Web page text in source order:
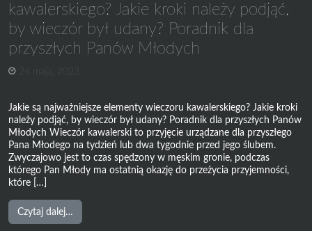
kawalerskiego? Jakie kroki należy podjąć,
by wieczór był udany? Poradnik dla
przyszłych Panów Młodych
24 maja, 2023
Jakie są najważniejsze elementy wieczoru kawalerskiego? Jakie kroki
należy podjąć, by wieczór był udany? Poradnik dla przyszłych Panów
Młodych Wieczór kawalerski to przyjęcie urządzane dla przyszłego
Pana Młodego na tydzień lub dwa tygodnie przed jego ślubem.
Zwyczajowo jest to czas spędzony w męskim gronie, podczas
którego Pan Młody ma ostatnią okazję do przeżycia przyjemności,
które […]
Czytaj dalej…
Jakie